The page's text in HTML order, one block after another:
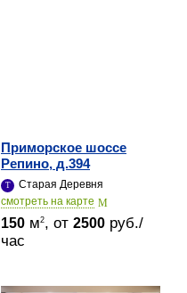
Приморское шоссе
Репино, д.394
Старая Деревня
cмотреть на карте
150 м2, от 2500 руб./
час